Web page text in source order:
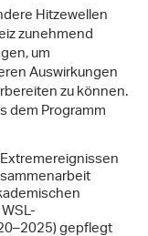
Hitzewellen
zunehmend
um
Auswirkungen
zu können.
dem Programm
gepflegt